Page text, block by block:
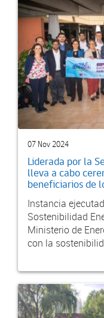
07 Nov 2024
Liderada por la
lleva a cabo
beneficiarios de
Instancia
Sostenibilidad
Ministerio de
con la